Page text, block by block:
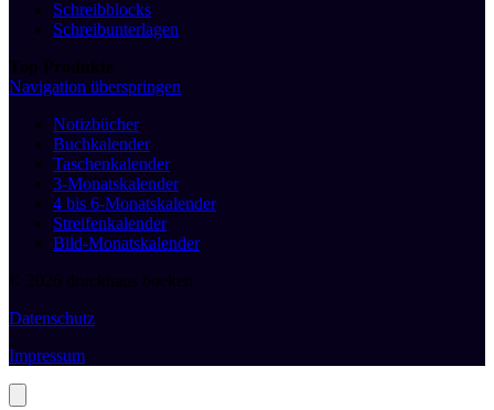
Schreibblocks
Schreibunterlagen
Top Produkte
Navigation überspringen
Notizbücher
Buchkalender
Taschenkalender
3-Monatskalender
4 bis 6-Monatskalender
Streifenkalender
Bild-Monatskalender
© 2026 druckhaus boeken
Datenschutz
Impressum